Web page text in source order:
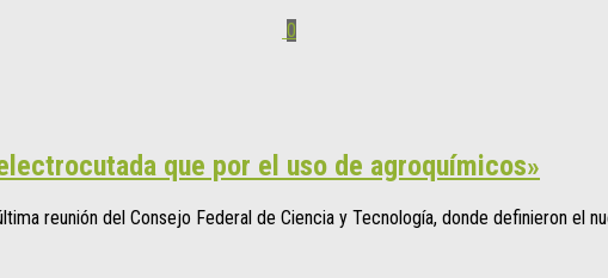
0
que por el uso de agroquímicos»
reunión del Consejo Federal de Ciencia y Tecnología, donde definieron el